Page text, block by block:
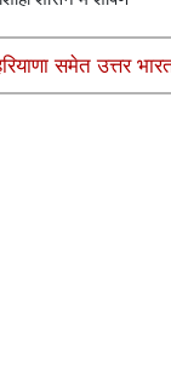
समेत उत्तर